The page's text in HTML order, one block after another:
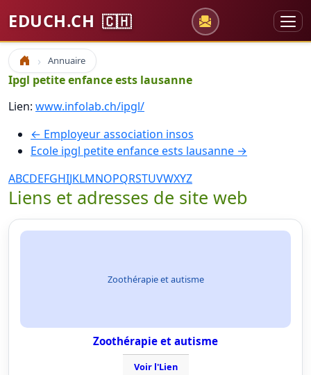
EDUCH.CH 🇨🇭
Accueil Annuaire
Ipgl petite enfance ests lausanne
Lien: www.infolab.ch/ipgl/
← Employeur association insos
Ecole ipgl petite enfance ests lausanne →
ABCDEFGHIJKLMNOPQRSTUVWXYZ
Liens et adresses de site web
Zoothérapie et autisme
Zoothérapie et autisme
Voir l'Lien